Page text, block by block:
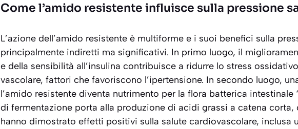
Come l’amido resistente influisce sulla pressione
L’azione dell’amido resistente è multiforme e i suoi benefici sulla
principalmente indiretti ma significativi. In primo luogo, il
e della sensibilità all’insulina contribuisce a ridurre lo stress
vascolare, fattori che favoriscono l’ipertensione. In secondo luogo,
l’amido resistente diventa nutrimento per la flora batterica intestinale
di fermentazione porta alla produzione di acidi grassi a catena
hanno dimostrato effetti positivi sulla salute cardiovascolare, inclusa